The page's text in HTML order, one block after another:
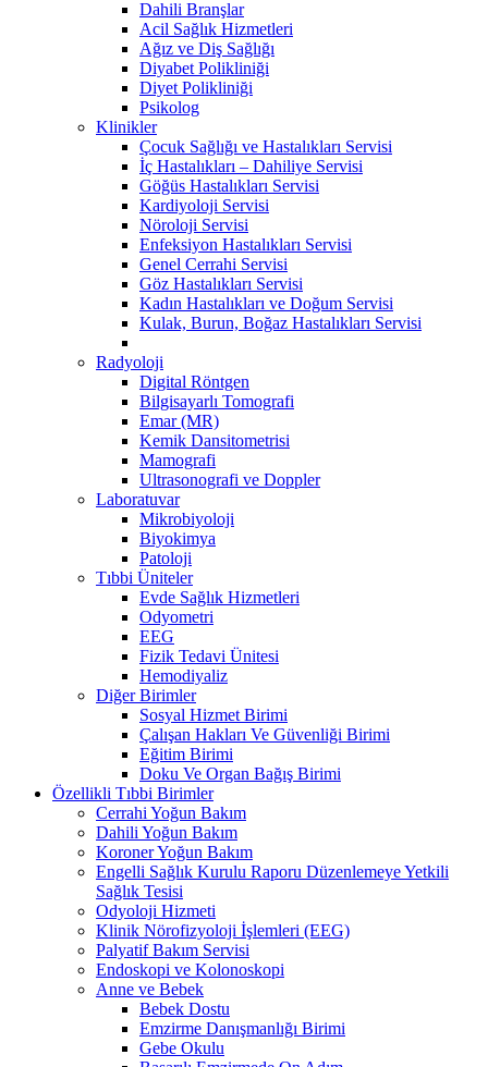
Dahili Branşlar
Acil Sağlık Hizmetleri
Ağız ve Diş Sağlığı
Diyabet Polikliniği
Diyet Polikliniği
Psikolog
Klinikler
Çocuk Sağlığı ve Hastalıkları Servisi
İç Hastalıkları – Dahiliye Servisi
Göğüs Hastalıkları Servisi
Kardiyoloji Servisi
Nöroloji Servisi
Enfeksiyon Hastalıkları Servisi
Genel Cerrahi Servisi
Göz Hastalıkları Servisi
Kadın Hastalıkları ve Doğum Servisi
Kulak, Burun, Boğaz Hastalıkları Servisi
Radyoloji
Digital Röntgen
Bilgisayarlı Tomografi
Emar (MR)
Kemik Dansitometrisi
Mamografi
Ultrasonografi ve Doppler
Laboratuvar
Mikrobiyoloji
Biyokimya
Patoloji
Tıbbi Üniteler
Evde Sağlık Hizmetleri
Odyometri
EEG
Fizik Tedavi Ünitesi
Hemodiyaliz
Diğer Birimler
Sosyal Hizmet Birimi
Çalışan Hakları Ve Güvenliği Birimi
Eğitim Birimi
Doku Ve Organ Bağış Birimi
Özellikli Tıbbi Birimler
Cerrahi Yoğun Bakım
Dahili Yoğun Bakım
Koroner Yoğun Bakım
Engelli Sağlık Kurulu Raporu Düzenlemeye Yetkili
Sağlık Tesisi
Odyoloji Hizmeti
Klinik Nörofizyoloji İşlemleri (EEG)
Palyatif Bakım Servisi
Endoskopi ve Kolonoskopi
Anne ve Bebek
Bebek Dostu
Emzirme Danışmanlığı Birimi
Gebe Okulu